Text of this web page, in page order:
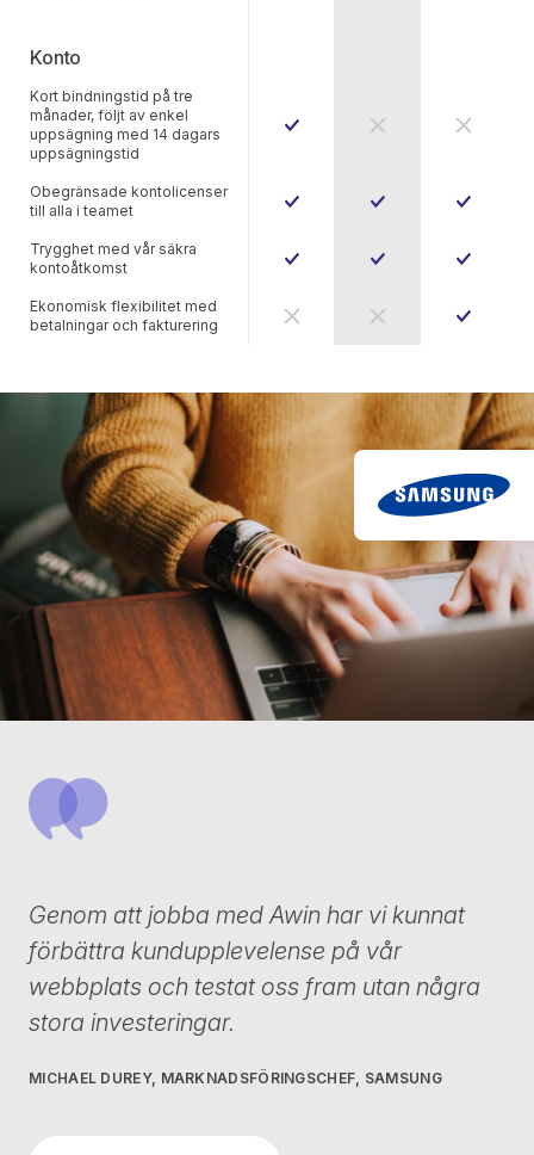
Konto
Kort bindningstid på tre
månader, följt av enkel
uppsägning med 14 dagars
uppsägningstid
Obegränsade kontolicenser
till alla i teamet
Trygghet med vår säkra
kontoåtkomst
Ekonomisk flexibilitet med
betalningar och fakturering
Genom att jobba med Awin har vi kunnat
förbättra kundupplevelense på vår
webbplats och testat oss fram utan några
stora investeringar.
MICHAEL DUREY, MARKNADSFÖRINGSCHEF, SAMSUNG